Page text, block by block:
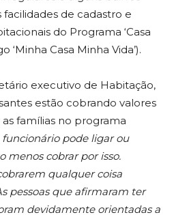
de cadastro e
do Programa ‘Casa
‘Minha Casa Minha Vida’).
executivo de Habitação,
estão cobrando valores
famílias no programa
pode ligar ou
menos cobrar por isso.
qualquer coisa
pessoas que afirmaram ter
devidamente orientadas a